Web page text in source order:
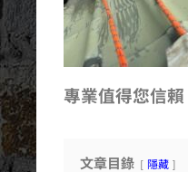
專業值得您信賴
文章目錄 隱藏